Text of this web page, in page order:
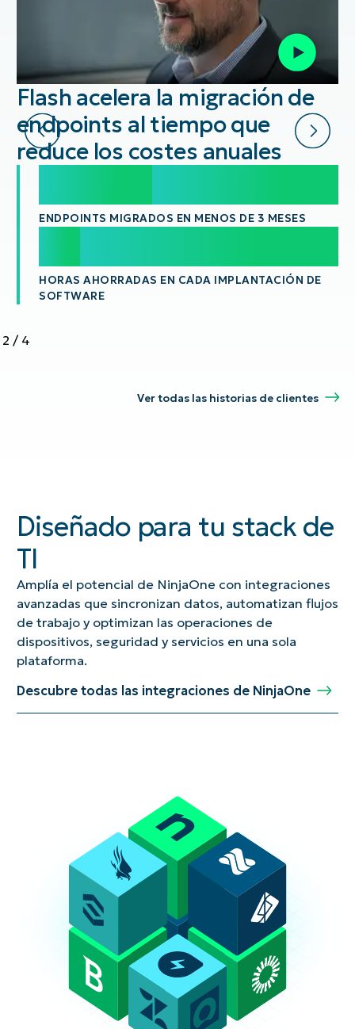
Flash acelera la migración de
endpoints al tiempo que
reduce los costes anuales
ENDPOINTS MIGRADOS EN MENOS DE 3 MESES
HORAS AHORRADAS EN CADA IMPLANTACIÓN DE
SOFTWARE
2 / 4
Ver todas las historias de clientes
Diseñado para tu stack de
TI
Amplía el potencial de NinjaOne con integraciones
avanzadas que sincronizan datos, automatizan flujos
de trabajo y optimizan las operaciones de
dispositivos, seguridad y servicios en una sola
plataforma.
Descubre todas las integraciones de NinjaOne